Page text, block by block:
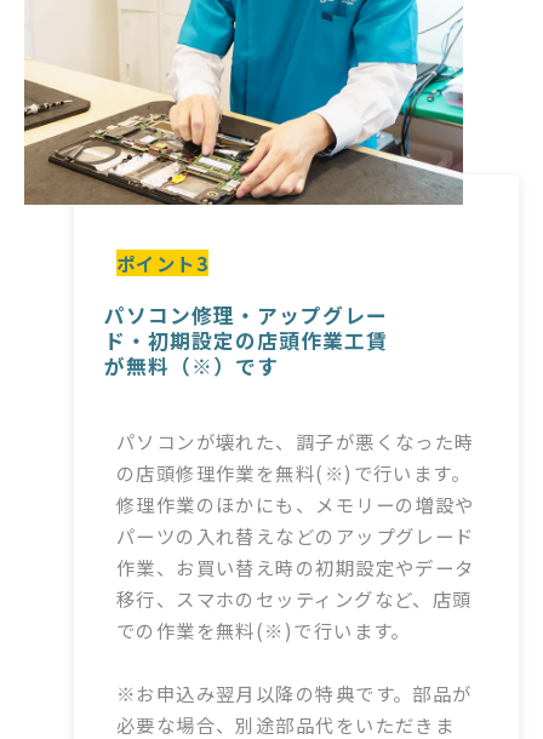
ポイント3
パソコン修理・アップグレー
ド・初期設定の店頭作業工賃
が無料（※）です
パソコンが壊れた、調子が悪くなった時
の店頭修理作業を無料(※)で行います。
修理作業のほかにも、メモリーの増設や
パーツの入れ替えなどのアップグレード
作業、お買い替え時の初期設定やデータ
移行、スマホのセッティングなど、店頭
での作業を無料(※)で行います。
※お申込み翌月以降の特典です。部品が
必要な場合、別途部品代をいただきま